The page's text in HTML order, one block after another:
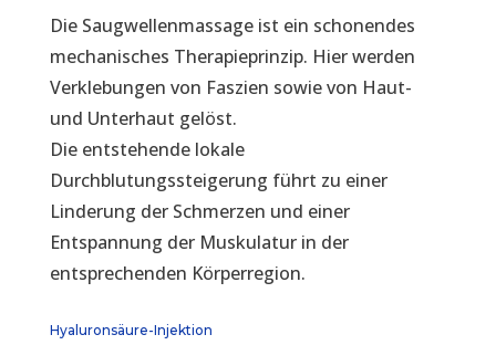
Die Saugwellenmassage ist ein schonendes
mechanisches Therapieprinzip. Hier werden
Verklebungen von Faszien sowie von Haut-
und Unterhaut gelöst.
Die entstehende lokale
Durchblutungssteigerung führt zu einer
Linderung der Schmerzen und einer
Entspannung der Muskulatur in der
entsprechenden Körperregion.
Hyaluronsäure-Injektion